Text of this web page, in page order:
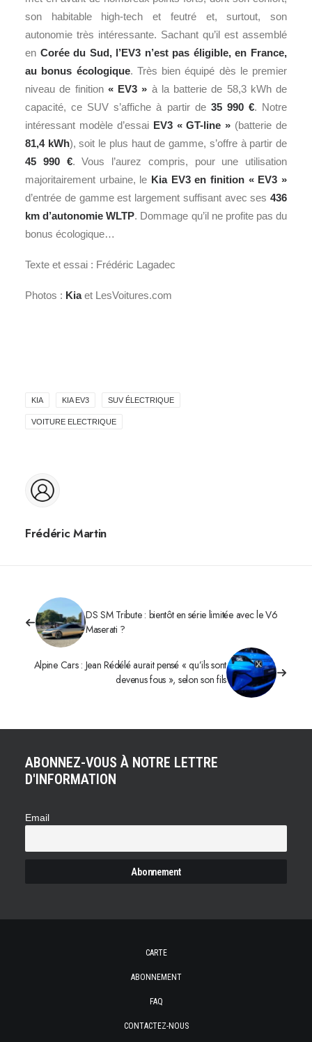
son habitable high-tech et feutré et, surtout, son
autonomie très intéressante. Sachant qu’il est assemblé
en Corée du Sud, l’EV3 n’est pas éligible, en France,
au bonus écologique. Très bien équipé dès le premier
niveau de finition « EV3 » à la batterie de 58,3 kWh de
capacité, ce SUV s’affiche à partir de 35 990 €. Notre
intéressant modèle d’essai EV3 « GT-line » (batterie de
81,4 kWh), soit le plus haut de gamme, s’offre à partir de
45 990 €. Vous l’aurez compris, pour une utilisation
majoritairement urbaine, le Kia EV3 en finition « EV3 »
d’entrée de gamme est largement suffisant avec ses 436
km d’autonomie WLTP. Dommage qu’il ne profite pas du
bonus écologique…
Texte et essai : Frédéric Lagadec
Photos : Kiaet LesVoitures.com
KIA KIA EV3 SUV ÉLECTRIQUE
VOITURE ELECTRIQUE
Frédéric Martin
DS SM Tribute : bientôt en série limitée avec le V6
Maserati ?
Alpine Cars : Jean Rédélé aurait pensé « qu’ils sont
devenus fous », selon son fils
ABONNEZ-VOUS À NOTRE LETTRE
D'INFORMATION
Email
CARTE
ABONNEMENT
FAQ
CONTACTEZ-NOUS